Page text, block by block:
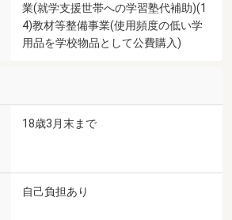
業(就学支援世帯への学習塾代補助)(1
4)教材等整備事業(使用頻度の低い学
用品を学校物品として公費購入)
18歳3月末まで
自己負担あり